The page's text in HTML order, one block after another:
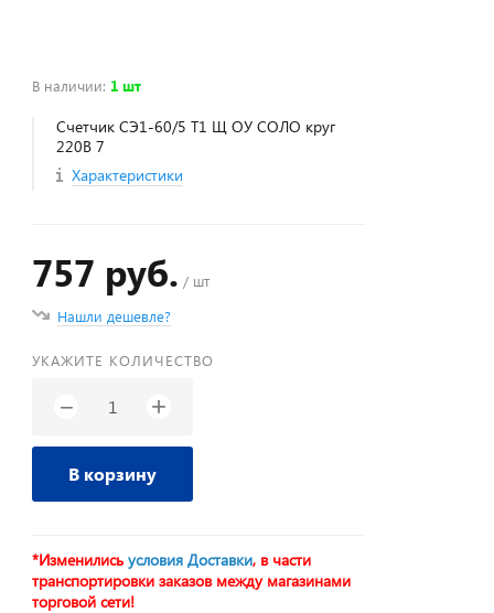
В наличии: 1 шт
Счетчик СЭ1-60/5 Т1 Щ ОУ СОЛО круг
220В 7
Характеристики
757 руб. / шт
Нашли дешевле?
УКАЖИТЕ КОЛИЧЕСТВО
− +
В корзину
*Изменилисьусловия Доставки, в части
транспортировки заказов между магазинами
торговой сети!